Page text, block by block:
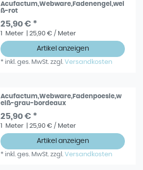
Acufactum,Webware,Fadenengel,wei
ß-rot
25,90 € *
1 Meter | 25,90 € / Meter
Artikel anzeigen
* inkl. ges. MwSt. zzgl.Versandkosten
Acufactum,Webware,Fadenpoesie,w
eiß-grau-bordeaux
25,90 € *
1 Meter | 25,90 € / Meter
Artikel anzeigen
* inkl. ges. MwSt. zzgl.Versandkosten